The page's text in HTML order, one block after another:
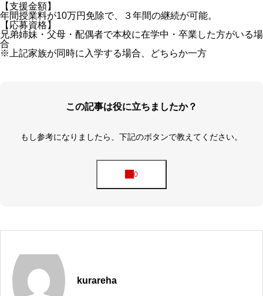
【支援金額】
年間授業料が10万円免除で、３年間の継続が可能。
【応募資格】
兄弟姉妹・父母・配偶者で本校に在学中・卒業した方がいる場
合
※上記家族が同時に入学する場合、どちらか一方
この記事は役に立ちましたか？
もし参考になりましたら、下記のボタンで教えてください。
kurareha